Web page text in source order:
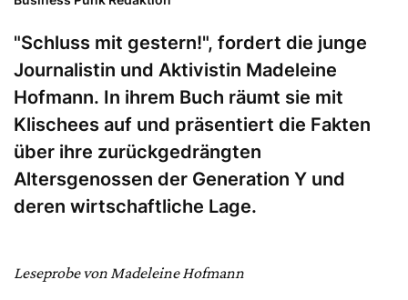
"Schluss mit gestern!", fordert die junge
Journalistin und Aktivistin Madeleine
Hofmann. In ihrem Buch räumt sie mit
Klischees auf und präsentiert die Fakten
über ihre zurückgedrängten
Altersgenossen der Generation Y und
deren wirtschaftliche Lage.
Leseprobe von Madeleine Hofmann